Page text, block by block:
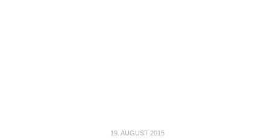
19. AUGUST 2015